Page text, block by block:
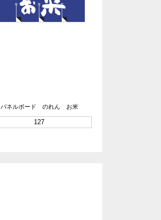
パネルボード のれん お米
127